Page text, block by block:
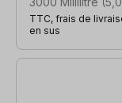
TTC, frais de
en sus